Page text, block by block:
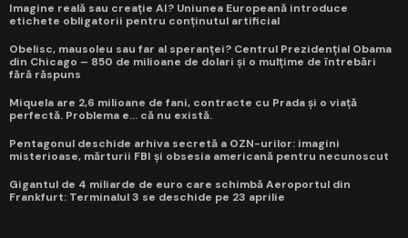
Imagine reală sau creație AI? Uniunea Europeană introduce
etichete obligatorii pentru conținutul artificial
Obelisc, mausoleu sau far al speranței? Centrul Prezidențial Obama
din Chicago – 850 de milioane de dolari și o mulțime de întrebări
fără răspuns
Miquela are 2,6 milioane de fani, contracte cu Prada și o viață
perfectă. Problema e... că nu există.
Pentagonul deschide arhiva secretă a OZN-urilor: imagini
misterioase, mărturii FBI și obsesia americană pentru necunoscut
Gigantul de 4 miliarde de euro care schimbă Aeroportul din
Frankfurt: Terminalul 3 se deschide pe 23 aprilie